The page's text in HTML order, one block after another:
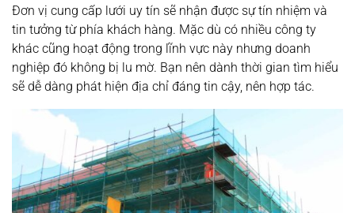
Đơn vị cung cấp lưới uy tín sẽ nhận được sự tín nhiệm và
tin tưởng từ phía khách hàng. Mặc dù có nhiều công ty
khác cũng hoạt động trong lĩnh vực này nhưng doanh
nghiệp đó không bị lu mờ. Bạn nên dành thời gian tìm hiểu
sẽ dễ dàng phát hiện địa chỉ đáng tin cậy, nên hợp tác.